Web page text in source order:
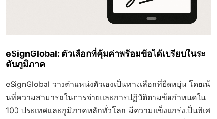
eSignGlobal: ตัวเลือกที่คุ้มค่าพร้อมข้อได้เปรียบในระ
ดับภูมิภาค
eSignGlobal วางตำแหน่งตัวเองเป็นทางเลือกที่ยืดหยุ่น โดยเน้
นที่ความสามารถในการจ่ายและการปฏิบัติตามข้อกำหนดใน
100 ประเทศและภูมิภาคหลักทั่วโลก มีความแข็งแกร่งเป็นพิเศ